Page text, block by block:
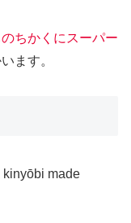
のちかくにスーパー
ます。
kinyōbi made